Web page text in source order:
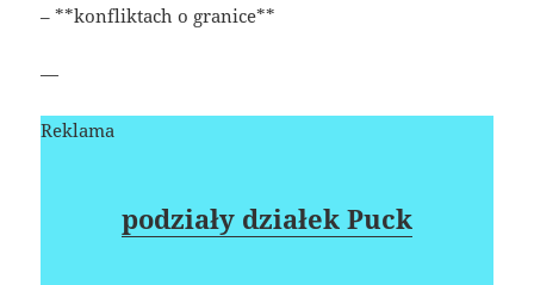
– **konfliktach o granice**
—
Reklama
podziały działek Puck